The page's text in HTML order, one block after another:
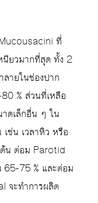
ที่
ยวมากที่สุด ทั้ง 2
ายในช่องปาก
% ส่วนที่เหลือ
ดเล็กอื่น ๆ ใน
ช่น เวลาหิว หรือ
น ต่อม Parotid
75 % และต่อม
จะทำการผลิต